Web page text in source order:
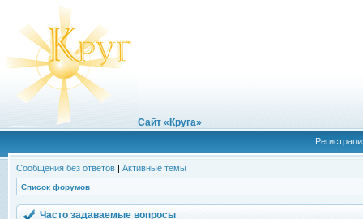
Сайт «Круга»
Сообщения без ответов | Активные темы
Список форумов
Часто задаваемые вопросы